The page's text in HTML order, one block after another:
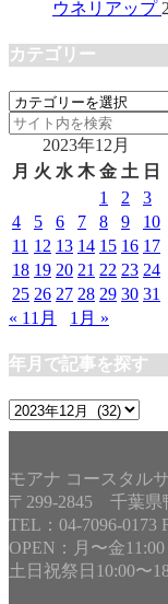
ウネリアップ
カテゴリー
カ
テ
リ
2023年12月
月 火 水 木 金 土 日
1
2
3
4
5 6 7 8 9
10
11 12 13 14 15 16 17
18 19 20 21 22 23 24
25 26 27 28 29 30 31
« 11月
1月 »
年月で記事を探す
年
月
記
事
を
探
す
モアナ コースタル
〒299-2845 千葉県
TEL：04-7096-0173
OPEN：月〜金
土日祝祭日10:00〜